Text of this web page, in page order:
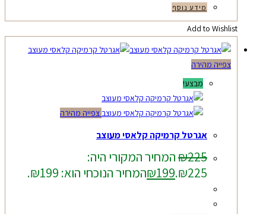
מידע נוסף
Add to Wishlist
צפייה מהירה
מבצע!
צפייה מהירה
אגרטל קרמיקה קלאסי מעוצב
₪225
המחיר המקורי היה:
₪225.
₪199 המחיר הנוכחי הוא: ₪199.